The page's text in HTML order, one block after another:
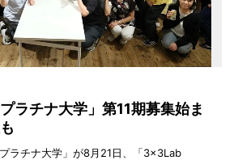
ラチナ大学」第11期募集始ま
ラチナ大学」が8月21日、「3×3Lab